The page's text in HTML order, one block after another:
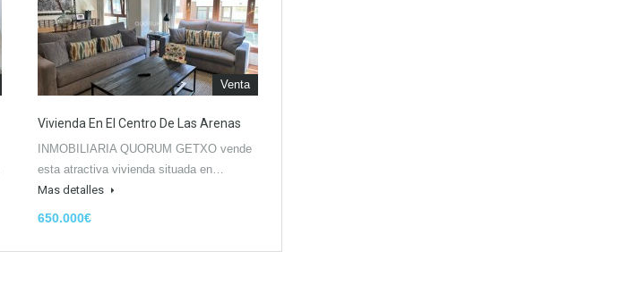
Venta
Vivienda En El Centro De Las Arenas
INMOBILIARIA QUORUM GETXO vende
esta atractiva vivienda situada en…
Mas detalles
650.000€